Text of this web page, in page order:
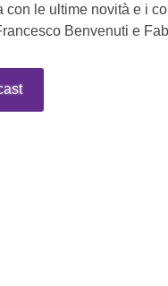
le ultime novità e i
Benvenuti e